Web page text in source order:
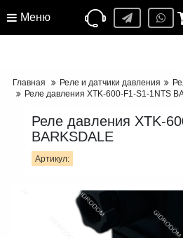
Меню
Главная Реле и датчики давления
Реле давления XTK-600-F1-S1-1NTS
Реле давления XTK-
BARKSDALE
Артикул: